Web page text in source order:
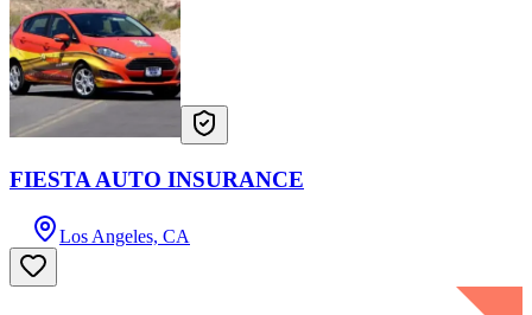
FIESTA AUTO INSURANCE
Los Angeles, CA